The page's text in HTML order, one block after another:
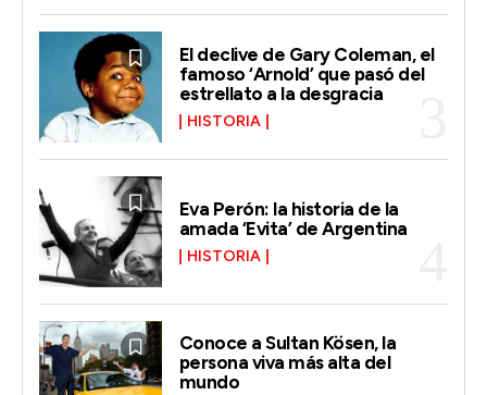
El declive de Gary Coleman, el
famoso ‘Arnold’ que pasó del
estrellato a la desgracia
HISTORIA
Eva Perón: la historia de la
amada ‘Evita’ de Argentina
HISTORIA
Conoce a Sultan Kösen, la
persona viva más alta del
mundo